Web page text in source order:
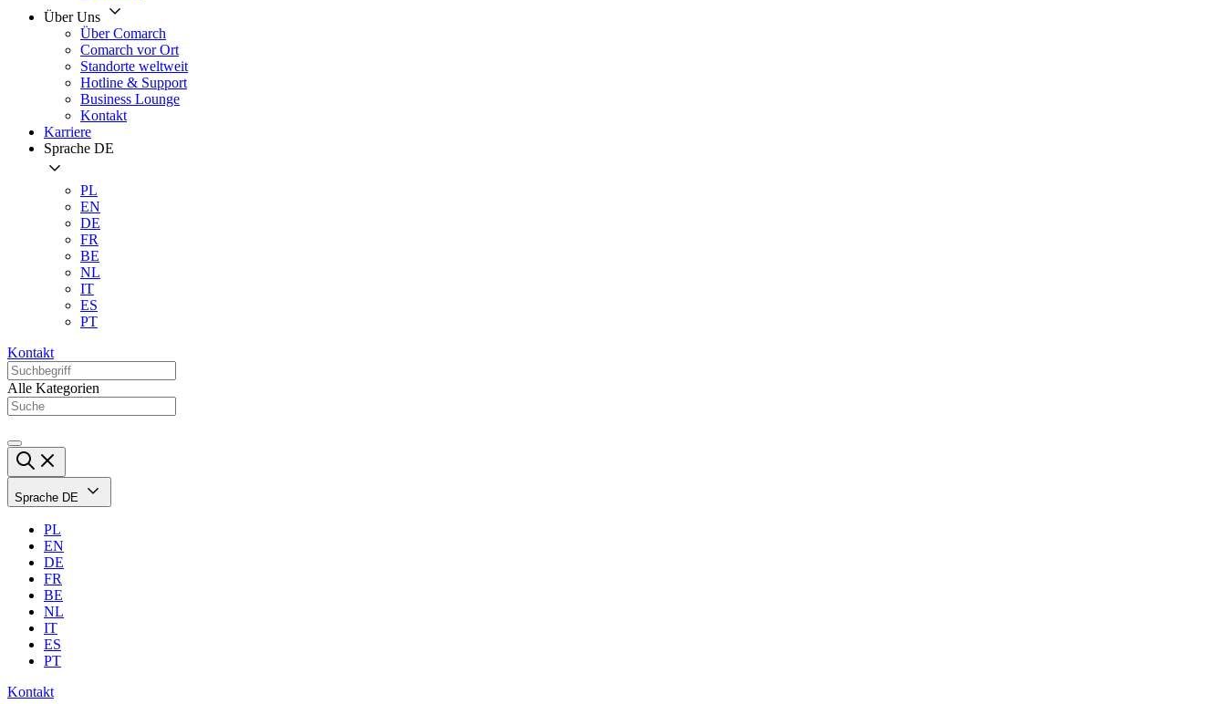
Über Uns
Über Comarch
Comarch vor Ort
Standorte weltweit
Hotline & Support
Business Lounge
Kontakt
Karriere
Sprache DE
PL
EN
DE
FR
BE
NL
IT
ES
PT
Kontakt
Alle Kategorien
Sprache DE
PL
EN
DE
FR
BE
NL
IT
ES
PT
Kontakt